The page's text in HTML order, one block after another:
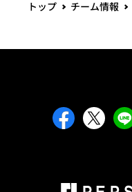
トップ チーム情報